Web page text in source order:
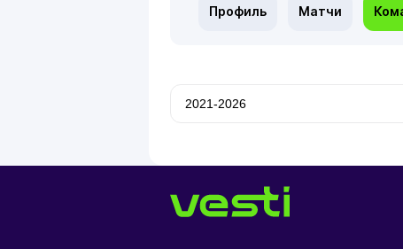
Профиль Матчи